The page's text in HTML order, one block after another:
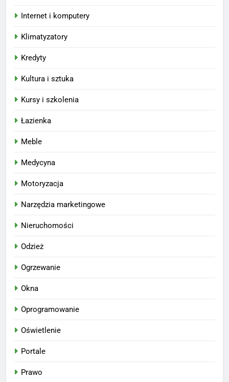
Internet i komputery
Klimatyzatory
Kredyty
Kultura i sztuka
Kursy i szkolenia
Łazienka
Meble
Medycyna
Motoryzacja
Narzędzia marketingowe
Nieruchomości
Odzież
Ogrzewanie
Okna
Oprogramowanie
Oświetlenie
Portale
Prawo